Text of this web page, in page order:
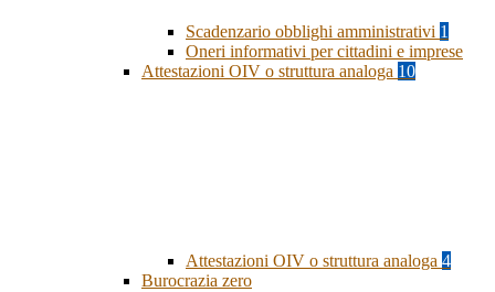
Scadenzario obblighi amministrativi 1
Oneri informativi per cittadini e imprese
Attestazioni OIV o struttura analoga 10
Attestazioni OIV o struttura analoga 4
Burocrazia zero